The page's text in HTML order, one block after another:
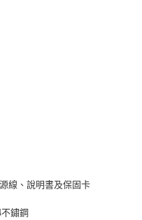
線、說明書及保固卡
不鏽鋼